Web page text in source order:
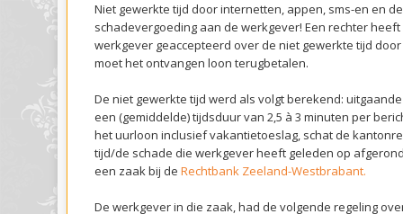
Niet gewerkte tijd door internetten, appen, sms-en en
schadevergoeding aan de werkgever! Een rechter
werkgever geaccepteerd over de niet gewerkte tijd
moet het ontvangen loon terugbetalen.
De niet gewerkte tijd werd als volgt berekend:
een (gemiddelde) tijdsduur van 2,5 à 3 minuten per
het uurloon inclusief vakantietoeslag, schat de
tijd/de schade die werkgever heeft geleden op
een zaak bij de Rechtbank Zeeland-Westbrabant.
De werkgever in die zaak, had de volgende regeling